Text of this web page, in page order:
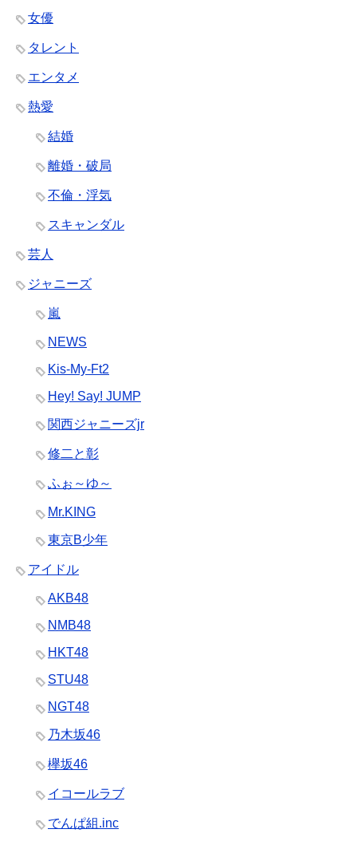
女優
タレント
エンタメ
熱愛
結婚
離婚・破局
不倫・浮気
スキャンダル
芸人
ジャニーズ
嵐
NEWS
Kis-My-Ft2
Hey! Say! JUMP
関西ジャニーズjr
修二と彰
ふぉ～ゆ～
Mr.KING
東京B少年
アイドル
AKB48
NMB48
HKT48
STU48
NGT48
乃木坂46
欅坂46
イコールラブ
でんぱ組.inc